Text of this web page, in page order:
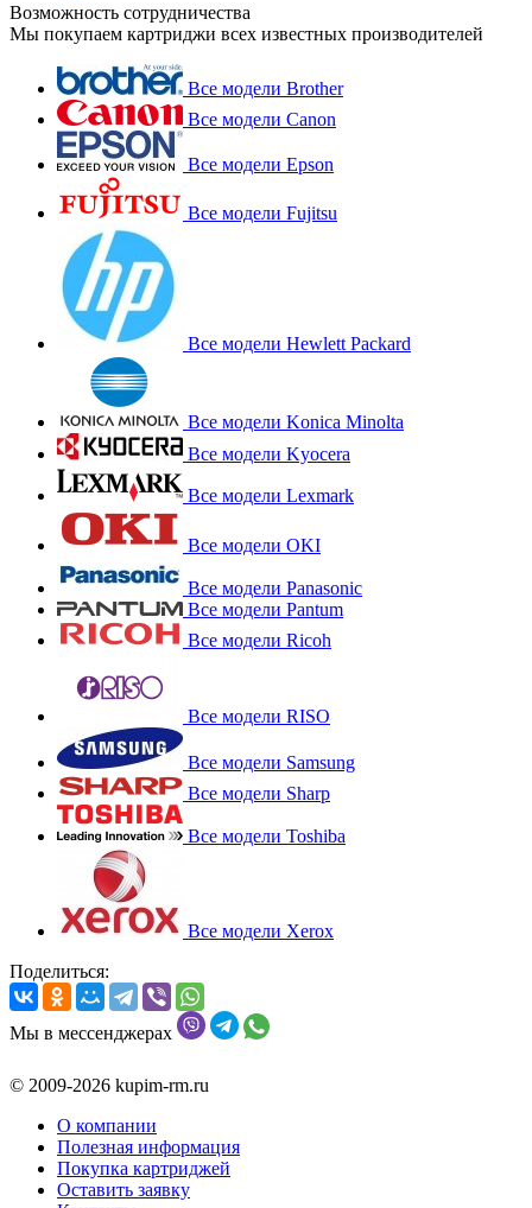
Возможность сотрудничества
Мы покупаем картриджи всех известных производителей
Все модели Brother
Все модели Canon
Все модели Epson
Все модели Fujitsu
Все модели Hewlett Packard
Все модели Konica Minolta
Все модели Kyocera
Все модели Lexmark
Все модели OKI
Все модели Panasonic
Все модели Pantum
Все модели Ricoh
Все модели RISO
Все модели Samsung
Все модели Sharp
Все модели Toshiba
Все модели Xerox
Поделиться:
Мы в мессенджерах
© 2009-2026 kupim-rm.ru
О компании
Полезная информация
Покупка картриджей
Оставить заявку